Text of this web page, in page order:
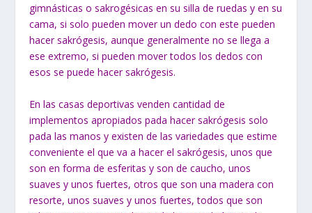
gimnásticas o sakrogésicas en su silla de ruedas y en su
cama, si solo pueden mover un dedo con este pueden
hacer sakrógesis, aunque generalmente no se llega a
ese extremo, si pueden mover todos los dedos con
esos se puede hacer sakrógesis.
En las casas deportivas venden cantidad de
implementos apropiados pada hacer sakrógesis solo
pada las manos y existen de las variedades que estime
conveniente el que va a hacer el sakrógesis, unos que
son en forma de esferitas y son de caucho, unos
suaves y unos fuertes, otros que son una madera con
resorte, unos suaves y unos fuertes, todos que son